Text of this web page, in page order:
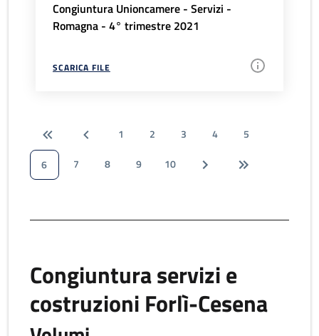
Congiuntura Unioncamere - Servizi -
Romagna - 4° trimestre 2021
SCARICA FILE
1 2 3 4
5
6
7 8 9 10
Congiuntura servizi e
costruzioni Forlì-Cesena